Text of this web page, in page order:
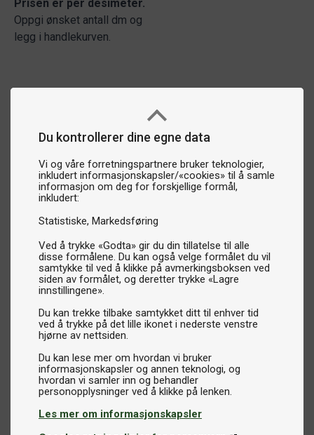
Du kontrollerer dine egne data
Vi og våre forretningspartnere bruker teknologier,
inkludert informasjonskapsler/«cookies» til å samle
informasjon om deg for forskjellige formål,
inkludert:
Statistiske Markedsføring
Ved å trykke «Godta» gir du din tillatelse til alle
disse formålene. Du kan også velge formålet du vil
samtykke til ved å klikke på avmerkingsboksen ved
siden av formålet, og deretter trykke «Lagre
innstillingene».
Du kan trekke tilbake samtykket ditt til enhver tid
ved å trykke på det lille ikonet i nederste venstre
hjørne av nettsiden.
Du kan lese mer om hvordan vi bruker
informasjonskapsler og annen teknologi, og
hvordan vi samler inn og behandler
Les mer om informasjonskapsler
Prisen er per desimeter.
Oppgi ønsket antall dm og
legg i handlekurven.